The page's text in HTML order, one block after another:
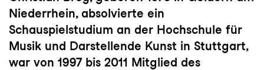
Niederrhein, absolvierte ein
Schauspielstudium an der Hochschule für
Musik und Darstellende Kunst in Stuttgart,
war von 1997 bis 2011 Mitglied des